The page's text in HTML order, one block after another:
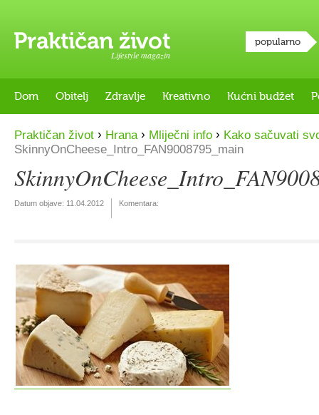
Lifestyle magazin
popularno
Dom Obitelj Zdravlje Kreativno Kućni budžet
Praktičan život › Hrana › Mliječni info › Kako sačuvati
SkinnyOnCheese_Intro_FAN9008795_main
Datum objave: 11.04.2012 Komentara: